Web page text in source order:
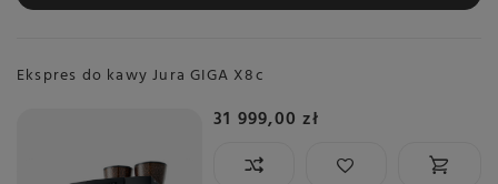
Ekspres do kawy Jura GIGA X8c
31 999,00 zł